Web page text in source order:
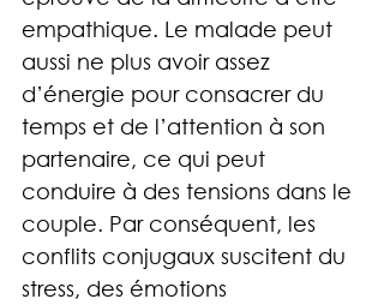
empathique. Le malade peut
aussi ne plus avoir assez
d’énergie pour consacrer du
temps et de l’attention à son
partenaire, ce qui peut
conduire à des tensions dans le
couple. Par conséquent, les
conflits conjugaux suscitent du
stress, des émotions